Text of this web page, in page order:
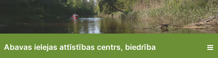
Abavas ielejas attīstības centrs, biedrība